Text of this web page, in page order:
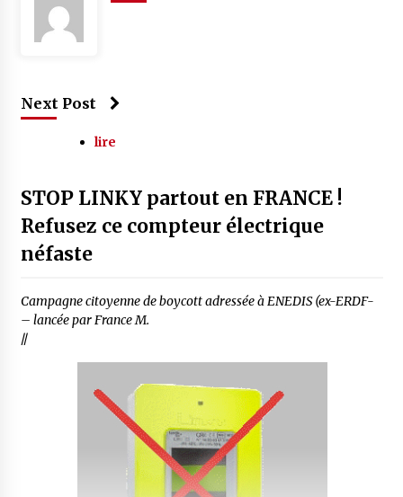
Next Post
lire
STOP LINKY partout en FRANCE !
Refusez ce compteur électrique
néfaste
Campagne citoyenne de boycott adressée à ENEDIS (ex-ERDF-
– lancée par France M.
//